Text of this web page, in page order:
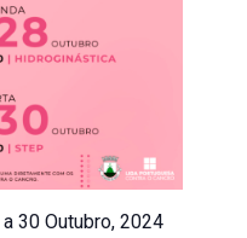
a30 Outubro, 2024